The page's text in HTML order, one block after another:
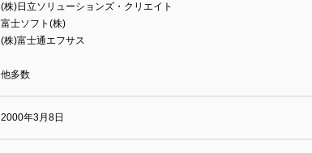
(株)日立ソリューションズ・クリエイト
富士ソフト(株)
(株)富士通エフサス
他多数
2000年3月8日